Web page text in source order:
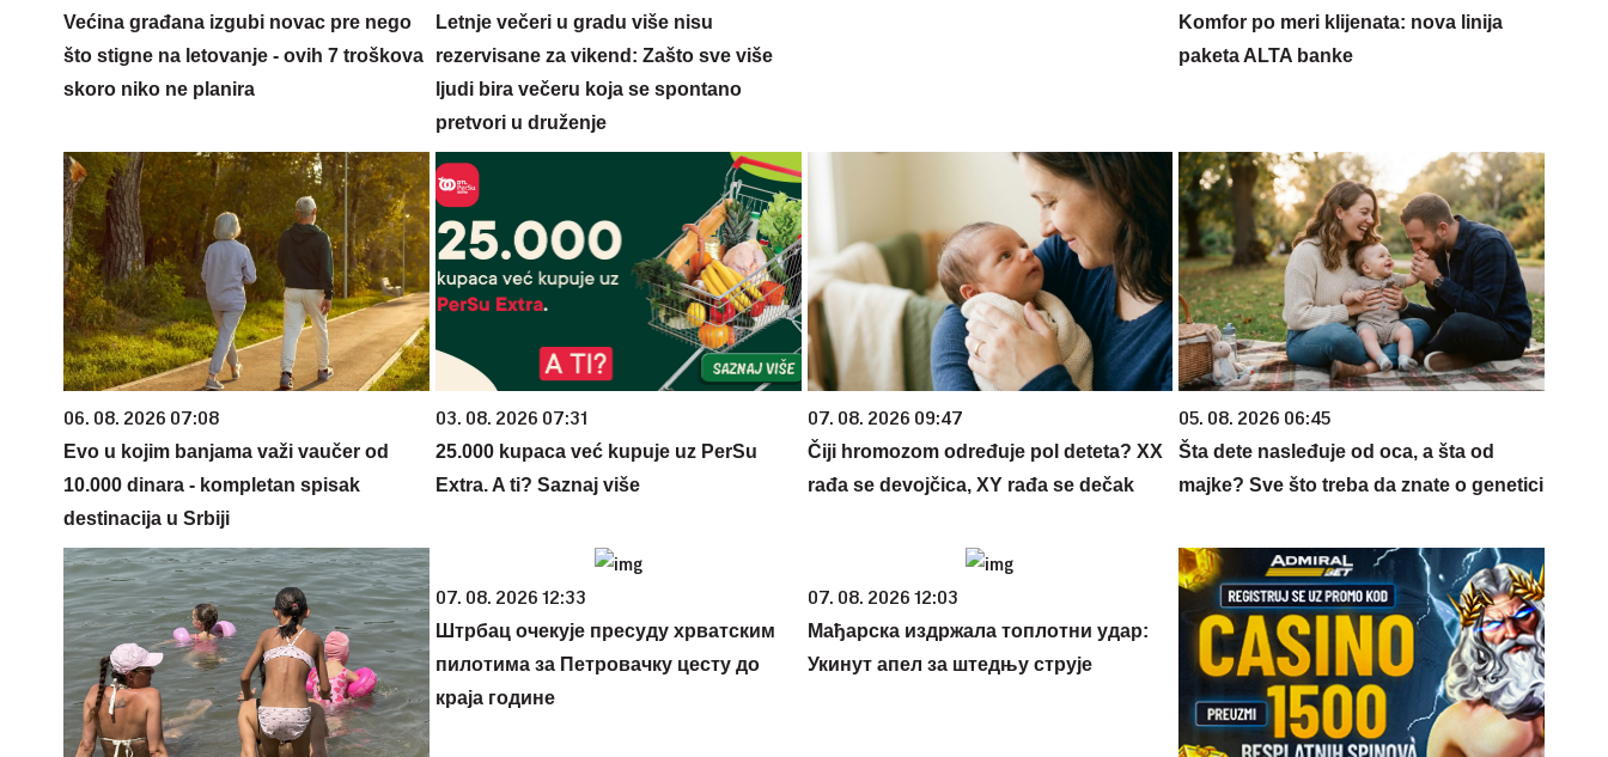
Većina građana izgubi novac pre nego
što stigne na letovanje - ovih 7 troškova
skoro niko ne planira
Letnje večeri u gradu više nisu
rezervisane za vikend: Zašto sve više
ljudi bira večeru koja se spontano
pretvori u druženje
Komfor po meri klijenata: nova linija
paketa ALTA banke
06. 08. 2026 07:08
Evo u kojim banjama važi vaučer od
10.000 dinara - kompletan spisak
destinacija u Srbiji
03. 08. 2026 07:31
25.000 kupaca već kupuje uz PerSu
Extra. A ti? Saznaj više
07. 08. 2026 09:47
Čiji hromozom određuje pol deteta? XX
rađa se devojčica, XY rađa se dečak
05. 08. 2026 06:45
Šta dete nasleđuje od oca, a šta od
majke? Sve što treba da znate o genetici
07. 08. 2026 12:33
Штрбац очекује пресуду хрватским
пилотима за Петровачку цесту до
краја године
07. 08. 2026 12:03
Мађарска издржала топлотни удар:
Укинут апел за штедњу струје